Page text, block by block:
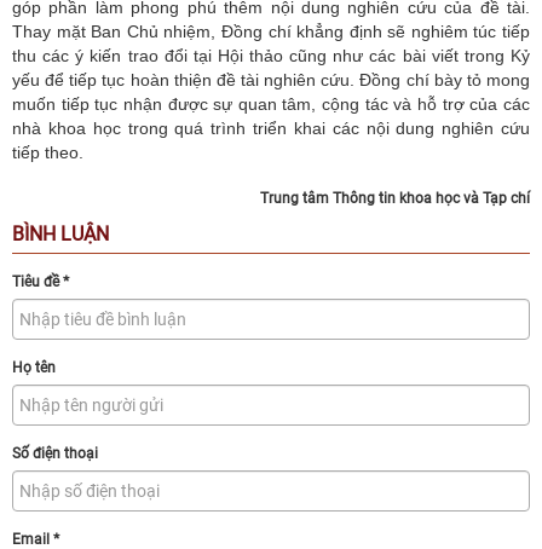
góp phần làm phong phú thêm nội dung nghiên cứu của đề tài.
Thay mặt Ban Chủ nhiệm, Đồng chí khẳng định sẽ nghiêm túc tiếp
thu các ý kiến trao đổi tại Hội thảo cũng như các bài viết trong Kỷ
yếu để tiếp tục hoàn thiện đề tài nghiên cứu. Đồng chí bày tỏ mong
muốn tiếp tục nhận được sự quan tâm, cộng tác và hỗ trợ của các
nhà khoa học trong quá trình triển khai các nội dung nghiên cứu
tiếp theo.
Trung tâm Thông tin khoa học và Tạp chí
BÌNH LUẬN
Tiêu đề*
Họ tên
Số điện thoại
Email *